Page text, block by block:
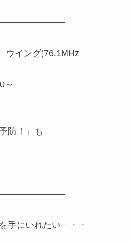
イング)76.1MHz
～
防！」も
にいれたい・・・